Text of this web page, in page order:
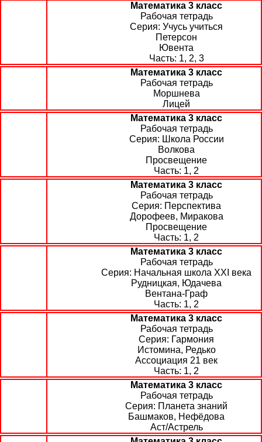
Математика 3 класс
Рабочая тетрадь
Учусь учиться
Петерсон
Ювента
1, 2, 3
Математика 3 класс
Рабочая тетрадь
Моршнева
Лицей
Математика 3 класс
Рабочая тетрадь
Школа России
Волкова
Просвещение
1, 2
Математика 3 класс
Рабочая тетрадь
Перспектива
Дорофеев, Миракова
Просвещение
1, 2
Математика 3 класс
Рабочая тетрадь
Начальная школа XXI века
Рудницкая, Юдачева
Вентана-Граф
1, 2
Математика 3 класс
Рабочая тетрадь
Гармония
Истомина, Редько
Ассоциация 21 век
1, 2
Математика 3 класс
Рабочая тетрадь
Планета знаний
Башмаков, Нефёдова
Аст/Астрель